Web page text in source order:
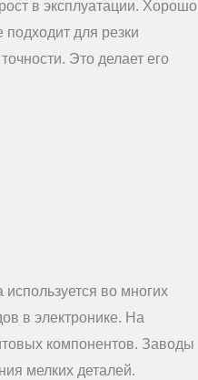
в эксплуатации. Хорошо
для резки
Это делает его
во многих
в электронике. На
компонентов. Заводы
мелких деталей.